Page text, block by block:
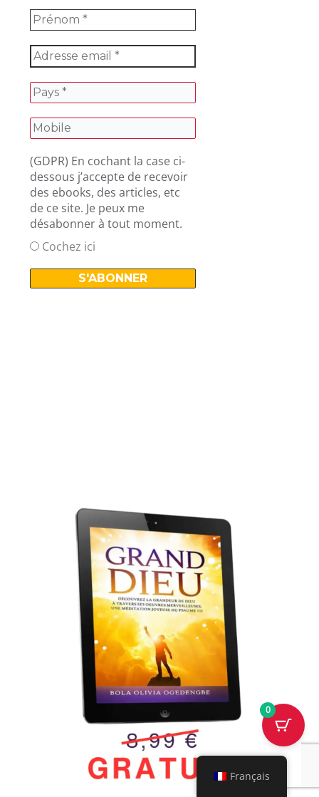
(GDPR) En cochant la case ci-
dessous j’accepte de recevoir
des ebooks, des articles, etc
de ce site. Je peux me
désabonner à tout moment.
Cochez ici
Français
0